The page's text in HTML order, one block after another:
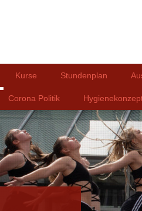
Kurse Stundenplan
Corona Politik